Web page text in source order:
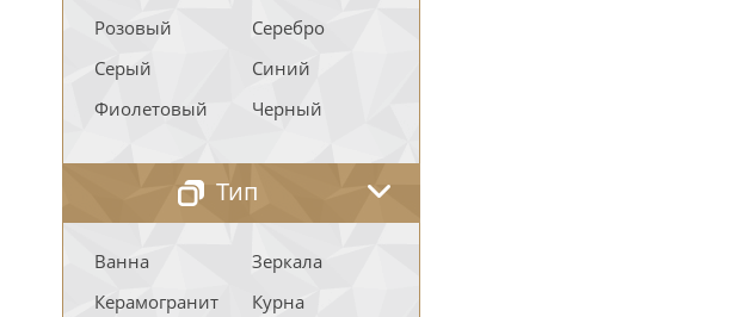
Розовый
Серебро
Серый
Синий
Фиолетовый
Черный
Тип
Ванна
Зеркала
Керамогранит
Курна